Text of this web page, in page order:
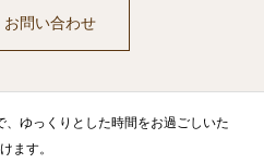
お問い合わせ
ゆっくりとした時間をお過ごしいた
ます。